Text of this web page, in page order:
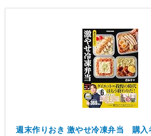
週末作りおき 激やせ冷凍弁当 購入